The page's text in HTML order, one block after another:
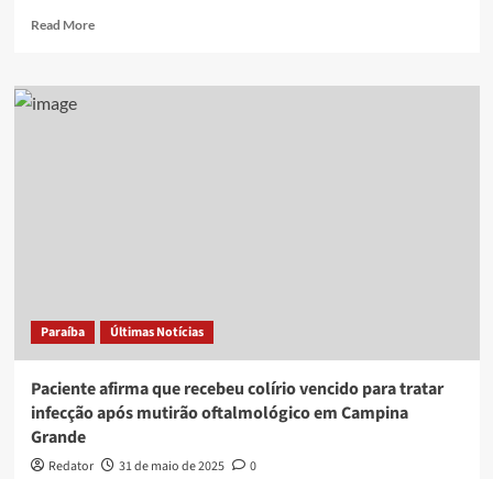
Read MoreRead
Após
em
Paraíba Últimas Notícias
Paciente afirma que recebeu colírio vencido para tratar
infecção após mutirão oftalmológico em Campina
Grande
Redator 31 de maio de 2025
0